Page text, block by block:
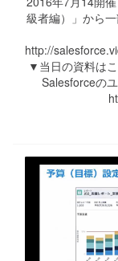
級者編）」から
http://
▼当日の資料は
Salesforceの